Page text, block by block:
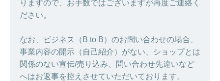
りますので、お手数ではございますが再度ご連絡く
ださい。
なお、ビジネス（B to B）のお問い合わせの場合、
事業内容の開示（自己紹介）がない、ショップとは
関係のない宣伝/売り込み、問い合わせ先違いなど
へはお返事を控えさせていただいております。